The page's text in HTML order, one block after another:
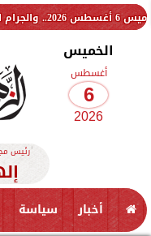
الخميس
أغسطس
6
2026
رئيس
أخبار سياسة